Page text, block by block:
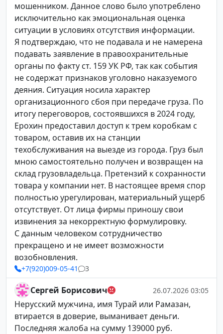
мошенником. Данное слово было употреблено
исключительно как эмоциональная оценка
ситуации в условиях отсутствия информации.
Я подтверждаю, что не подавала и не намерена
подавать заявление в правоохранительные
органы по факту ст. 159 УК РФ, так как события
не содержат признаков уголовно наказуемого
деяния. Ситуация носила характер
организационного сбоя при передаче груза. По
итогу переговоров, состоявшихся в 2024 году,
Ерохин предоставил доступ к трем коробкам с
товаром, оставив их на станции
техобслуживания на выезде из города. Груз был
мною самостоятельно получен и возвращен на
склад грузовладельца. Претензий к сохранности
товара у компании нет. В настоящее время спор
полностью урегулирован, материальный ущерб
отсутствует. От лица фирмы приношу свои
извинения за некорректную формулировку.
С данным человеком сотрудничество
прекращено и не имеет возможности
возобновления.
+7(920)009-05-41 3
Сергей Борисович 26.07.2026 03:05
Нерусский мужчина, имя Турай или Рамазан,
втирается в доверие, выманивает деньги.
Последняя жалоба на сумму 139000 руб.